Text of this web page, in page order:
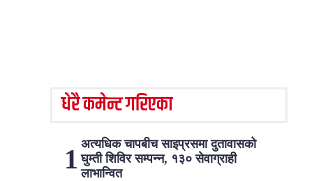
धेरै कमेन्ट गरिएका
अत्यधिक चापबीच साइप्रसमा दुतावासको
घुम्ती शिविर सम्पन्न, १३० सेवाग्राही
लाभान्वित